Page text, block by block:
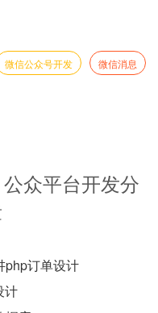
微信公众号开发
微信消息
公众平台开发分
php订单设计
计